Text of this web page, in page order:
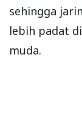
sehingga
lebih padat
muda.